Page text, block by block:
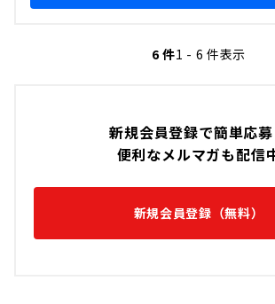
新規会員登録で簡単応募
便利なメルマガも配信
新規会員登録（無料）
6 件1 - 6 件表示